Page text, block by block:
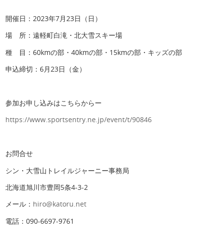
開催日：2023年7月23日（日）
場 所：遠軽町白滝・北大雪スキー場
種 目：60kmの部・40kmの部・15kmの部・キッズの部
申込締切：6月23日（金）
参加お申し込みはこちらからー
https://www.sportsentry.ne.jp/event/t/90846
お問合せ
シン・大雪山トレイルジャーニー事務局
北海道旭川市豊岡5条4-3-2
メール： hiro@katoru.net
電話：090-6697-9761